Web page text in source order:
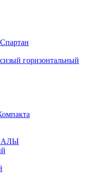
горизонтальный